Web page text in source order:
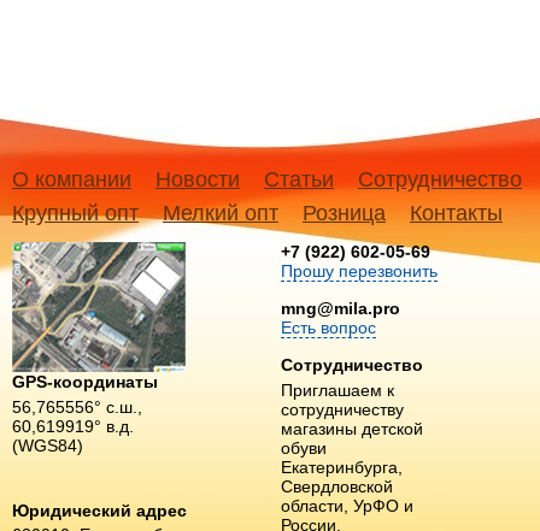
О компании Новости Статьи
Сотрудничество
Крупный опт
Мелкий опт Розница Контакты
GPS-координаты
56,765556° с.ш.,
60,619919° в.д.
(WGS84)
Юридический адрес
+7 (922) 602-05-69
Прошу перезвонить
mng@mila.pro
Есть вопрос
Сотрудничество
Приглашаем к
сотрудничеству
магазины детской
обуви
Екатеринбурга,
Свердловской
области, УрФО и
России.